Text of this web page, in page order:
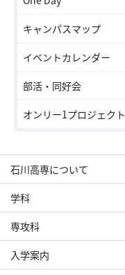
キャンパスマップ
イベントカレンダー
部活・同好会
オンリー1プロジェクト
石川高専について
学科
専攻科
入学案内